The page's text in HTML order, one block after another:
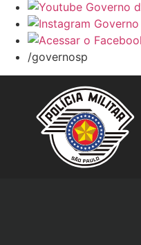
/governosp